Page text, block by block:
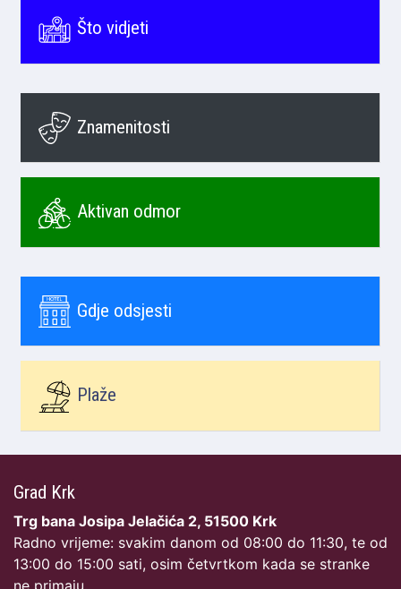
Što vidjeti
Znamenitosti
Aktivan odmor
Gdje odsjesti
Plaže
Grad Krk
Trg bana Josipa Jelačića 2, 51500 Krk
Radno vrijeme: svakim danom od 08:00 do 11:30, te od
13:00 do 15:00 sati, osim četvrtkom kada se stranke
ne primaju.